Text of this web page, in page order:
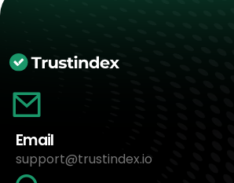
Email
support@trustindex.io